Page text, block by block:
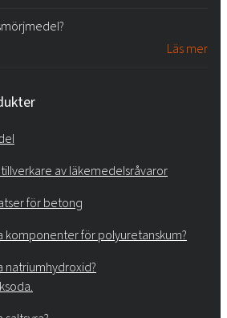
Läs mer
tillverkare av läkemedelsråvaror
för betong
komponenter för polyuretanskum?
natriumhydroxid?